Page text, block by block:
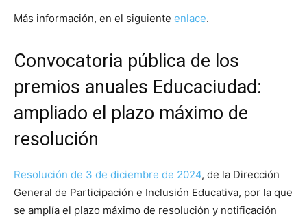
Más información, en el siguiente enlace.
Convocatoria pública de los
premios anuales Educaciudad:
ampliado el plazo máximo de
resolución
Resolución de 3 de diciembre de 2024, de la Dirección
General de Participación e Inclusión Educativa, por la que
se amplía el plazo máximo de resolución y notificación